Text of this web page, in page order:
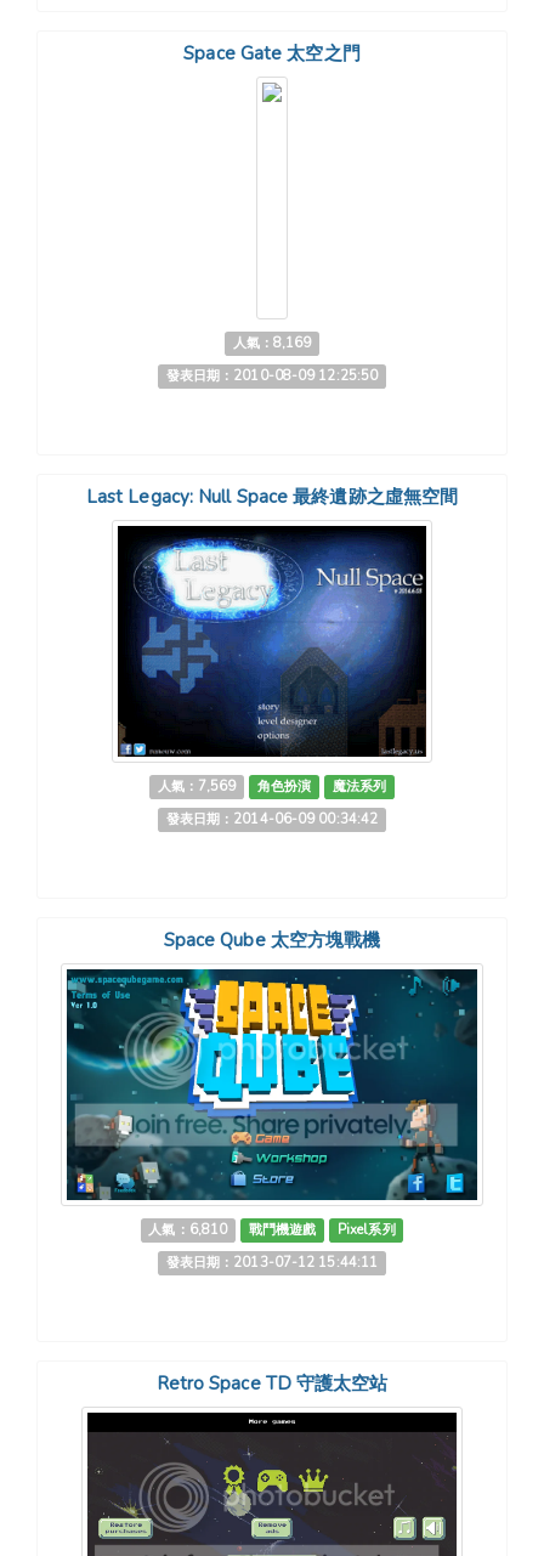
Space Gate 太空之門
人氣：8,169
發表日期：2010-08-09 12:25:50
Last Legacy: Null Space 最終遺跡之虛無空間
人氣：7,569 角色扮演
魔法系列
發表日期：2014-06-09 00:34:42
Space Qube 太空方塊戰機
人氣：6,810 戰鬥機遊戲
Pixel系列
發表日期：2013-07-12 15:44:11
Retro Space TD 守護太空站